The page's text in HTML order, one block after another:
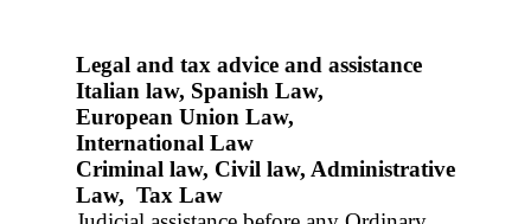
Legal and tax advice and assistance
Italian law, Spanish Law,
European Union Law,
International Law
Criminal law, Civil law, Administrative
Law, Tax Law